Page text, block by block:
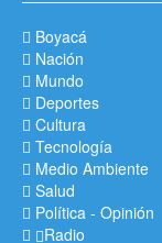
Boyacá
Nación
Mundo
Deportes
Cultura
Tecnología
Medio Ambiente
Salud
Política - Opinión
Radio